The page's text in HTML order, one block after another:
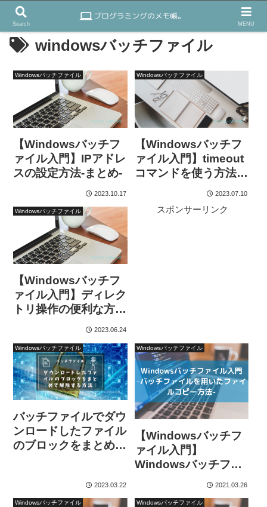
windowsバッチファイル
Windowsバッチファイル
【Windowsバッチフ
ァイル入門】IPアドレ
スの設定方法-まとめ-
2023.10.17
Windowsバッチファイル
【Windowsバッチフ
ァイル入門】timeout
コマンドを使う方法｜
2023.07.10
Windowsバッチファイル
【Windowsバッチフ
ァイル入門】ディレク
トリ操作の便利な方
2023.06.24
スポンサーリンク
Windowsバッチファイル
バッチファイルでダウ
ンロードしたファイル
のブロックをまとめて
2023.03.22
Windowsバッチファイル
【Windowsバッチフ
ァイル入門】
Windowsバッチファ
2021.03.26
Windowsバッチファイル Windowsバッチファイル
Search MENU